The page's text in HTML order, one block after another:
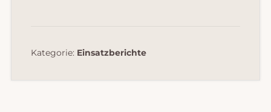
Kategorie: Einsatzberichte